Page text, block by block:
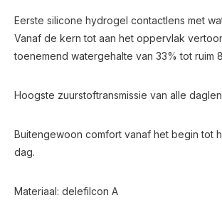
Eerste silicone hydrogel contactlens met
Vanaf de kern tot aan het oppervlak
toenemend watergehalte van 33% tot ruim
Hoogste zuurstoftransmissie van alle
Buitengewoon comfort vanaf het begin tot
dag.
Materiaal: delefilcon A